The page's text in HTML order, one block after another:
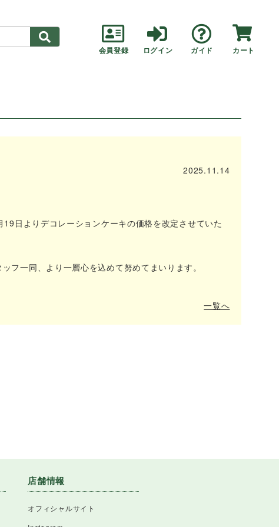
会員登録 ログイン ガイド カート
2025.11.14
日よりデコレーションケーキの価格を改定させていた
フ一同、より一層心を込めて努めてまいります。
一覧へ
店舗情報
オフィシャルサイト